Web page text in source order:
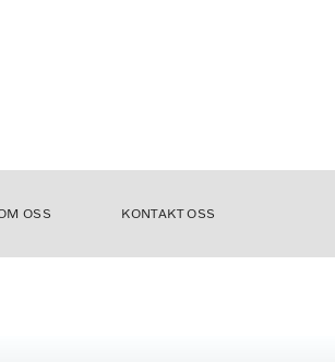
OSS KONTAKT OSS